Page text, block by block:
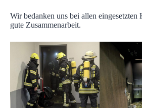
Wir bedanken uns bei allen eingesetzten
gute Zusammenarbeit.